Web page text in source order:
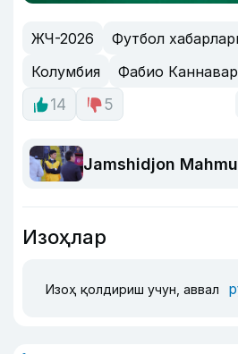
ЖЧ-2026 Футбол
Колумбия
Фабио
14
5
Jamshidjon
Изоҳлар
Изоҳ қолдириш учун, аввал